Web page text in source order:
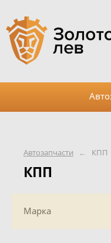
Автозапчасти ← КПП
КПП
Марка